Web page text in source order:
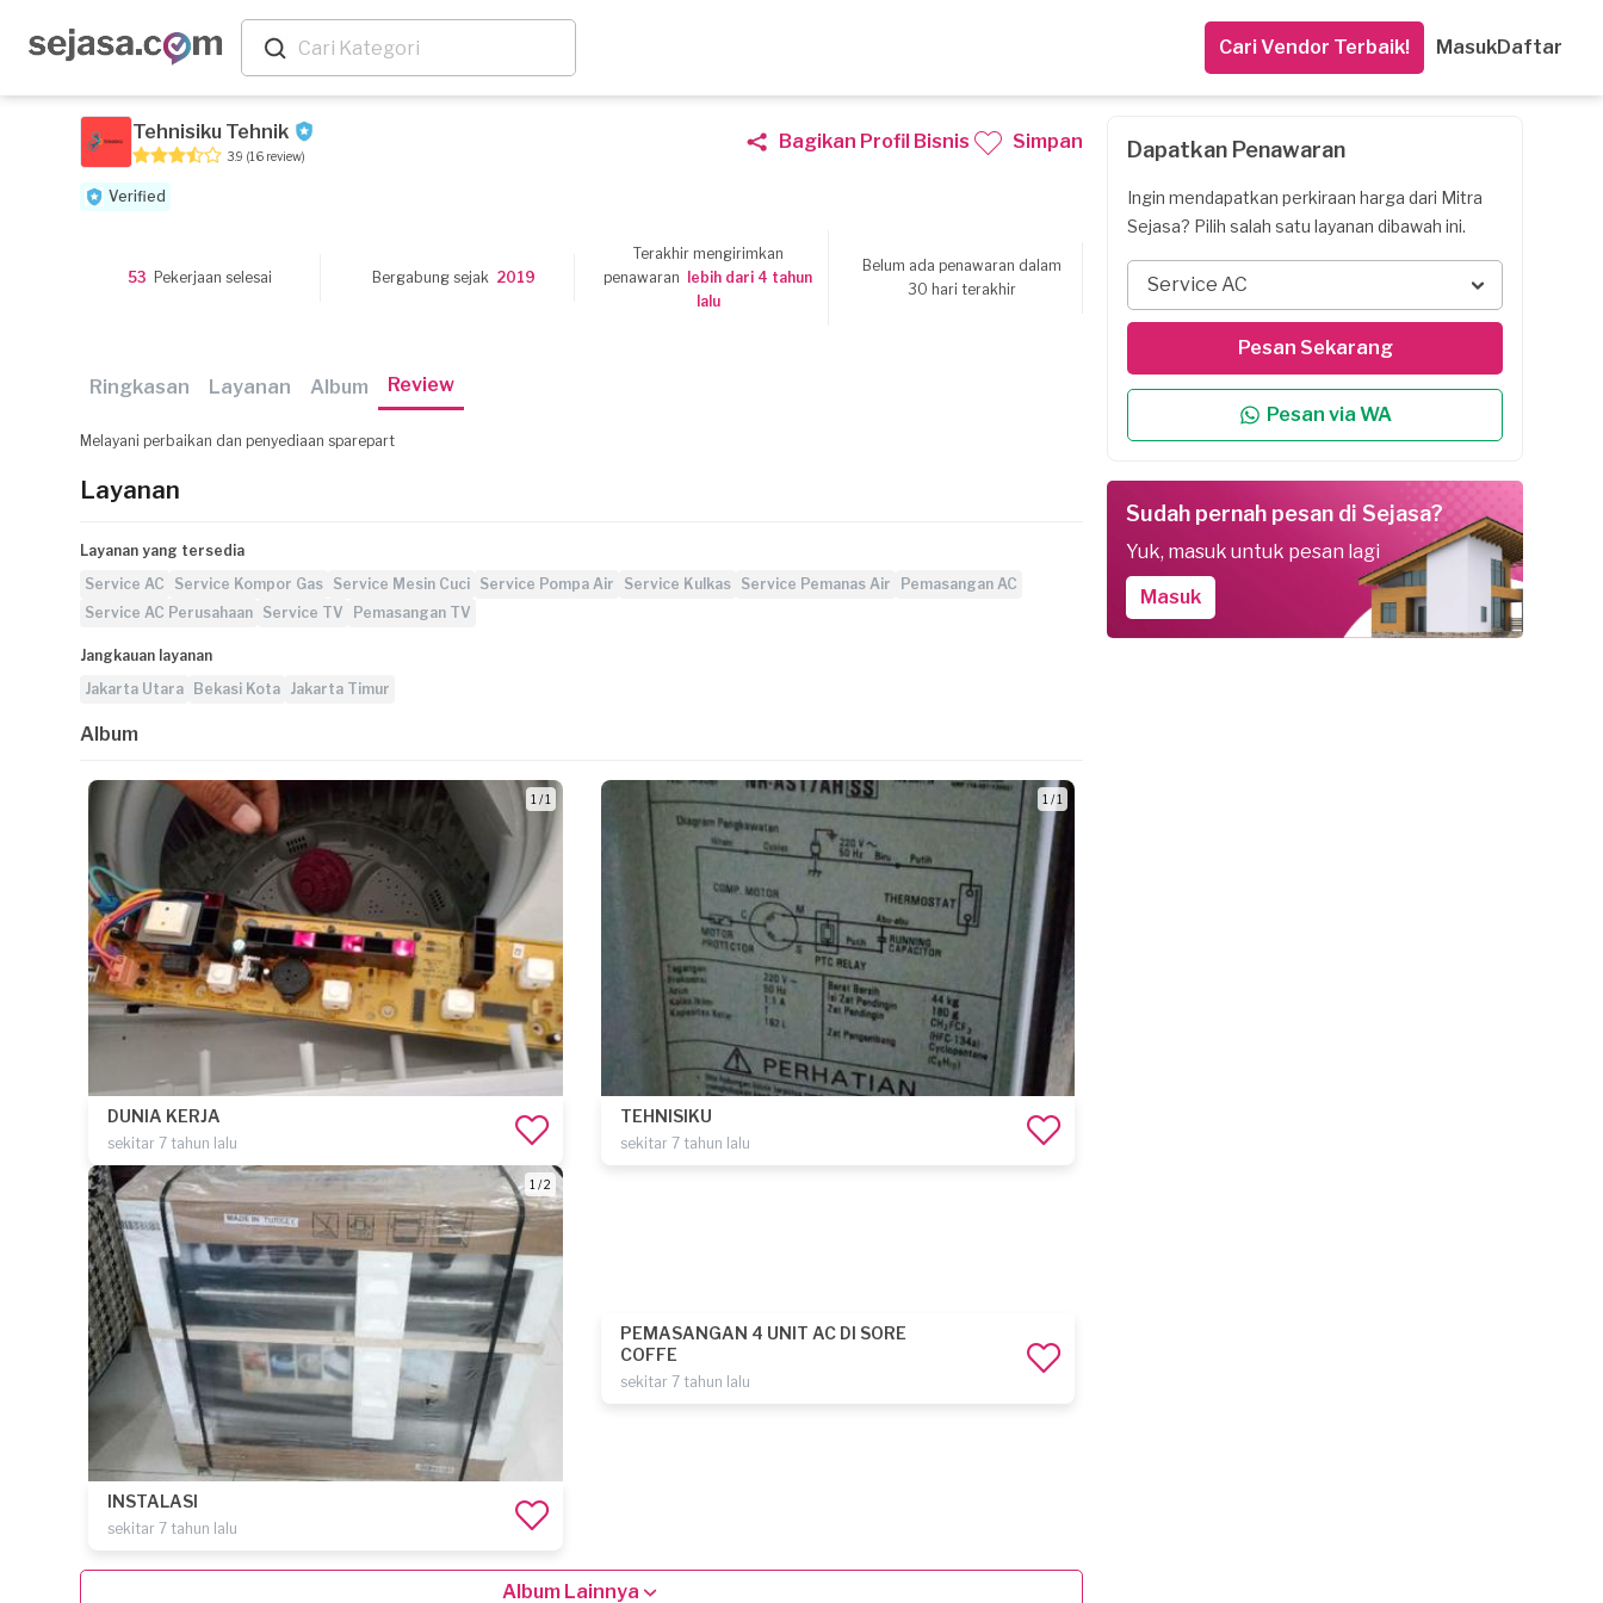
Cari Vendor Terbaik! MasukDaftar
Tehnisiku Tehnik
3.9 (16 review)
Bagikan Profil Bisnis Simpan
Verified
53 Pekerjaan selesai Bergabung sejak 2019
Terakhir mengirimkan
penawaran
lebih dari 4 tahun
lalu
Belum ada penawaran dalam
30 hari terakhir
Ringkasan Layanan Album Review
Melayani perbaikan dan penyediaan sparepart
Layanan
Layanan yang tersedia
Service AC
Service Kompor Gas Service Mesin Cuci Service Pompa Air Service Kulkas Service Pemanas Air
Pemasangan AC
Service AC Perusahaan Service TV Pemasangan TV
Jangkauan layanan
Jakarta Utara
Bekasi Kota Jakarta Timur
Album
1 / 1
DUNIA KERJA
sekitar 7 tahun lalu
1 / 1
TEHNISIKU
sekitar 7 tahun lalu
1 / 2
INSTALASI
sekitar 7 tahun lalu
PEMASANGAN 4 UNIT AC DI SORE
COFFE
sekitar 7 tahun lalu
Album Lainnya
Dapatkan Penawaran
Ingin mendapatkan perkiraan harga dari Mitra
Sejasa? Pilih salah satu layanan dibawah ini.
Service AC
Pesan Sekarang
Pesan via WA
Sudah pernah pesan di Sejasa?
Yuk, masuk untuk pesan lagi
Masuk